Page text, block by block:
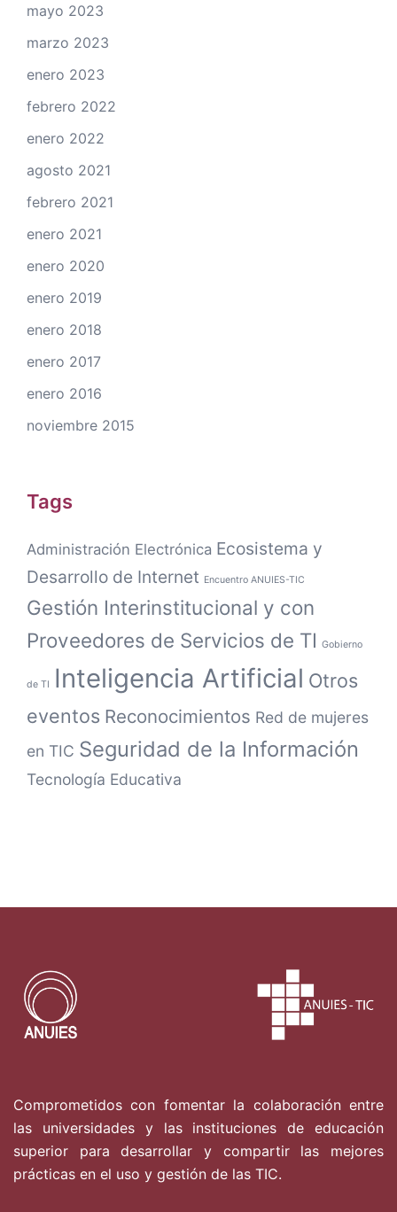
mayo 2023
marzo 2023
enero 2023
febrero 2022
enero 2022
agosto 2021
febrero 2021
enero 2021
enero 2020
enero 2019
enero 2018
enero 2017
enero 2016
noviembre 2015
Tags
Administración Electrónica Ecosistema y
Desarrollo de Internet Encuentro ANUIES-TIC
Gestión Interinstitucional y con
Proveedores de Servicios de TI Gobierno
de TI Inteligencia Artificial Otros
eventos Reconocimientos Red de mujeres
en TIC Seguridad de la Información
Tecnología Educativa
Comprometidos con fomentar la colaboración entre
las universidades y las instituciones de educación
superior para desarrollar y compartir las mejores
prácticas en el uso y gestión de las TIC.